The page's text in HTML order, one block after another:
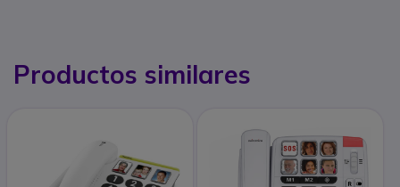
Productos similares